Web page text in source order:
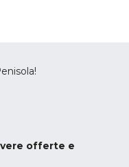
offerte e